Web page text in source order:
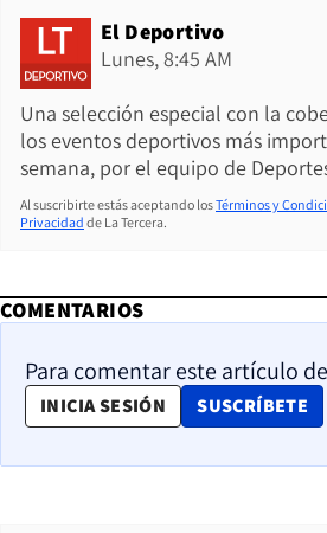
El Deportivo
Lunes, 8:45 AM
Una selección especial con la
los eventos deportivos más
semana, por el equipo de
Al suscribirte estás aceptando losTérminos y
Privacidad de La Tercera.
COMENTARIOS
Para comentar este artículo
INICIA SESIÓN SUSCRÍBETE
OPENS IN NEW